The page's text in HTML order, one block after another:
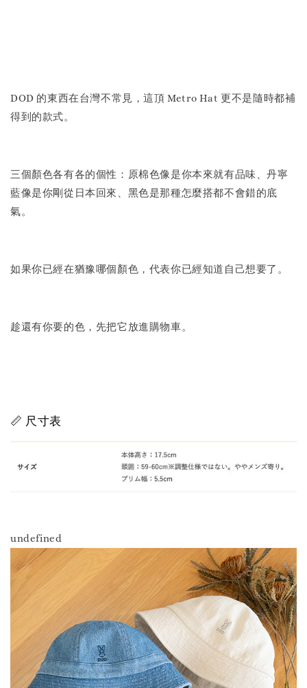
DOD 的東西在台灣不常見，這頂 Metro Hat 更不是隨時都補
得到的款式。
三個顏色各有各的個性：原棉色像是你本來就有品味、丹寧
藍像是你剛從日本回來、黑色是那種怎麼搭都不會錯的底
氣。
如果你已經在猶豫哪個顏色，代表你已經知道自己想要了。
趁還有你要的色，先把它放進購物車。
📏 尺寸表
undefined